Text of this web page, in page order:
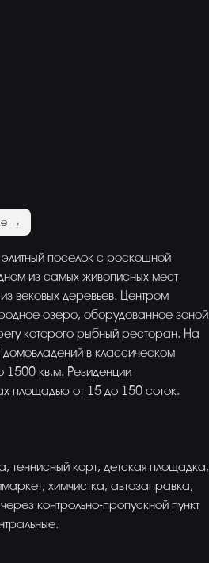
→
элитный поселок с роскошной
из самых живописных мест
вековых деревьев. Центром
озеро, оборудованное зоной
которого рыбный ресторан. На
в классическом
1500 кв.м. Резиденции
площадью от 15 до 150 соток.
теннисный корт, детская площадка,
химчистка, автозаправка,
контрольно-пропускной пункт